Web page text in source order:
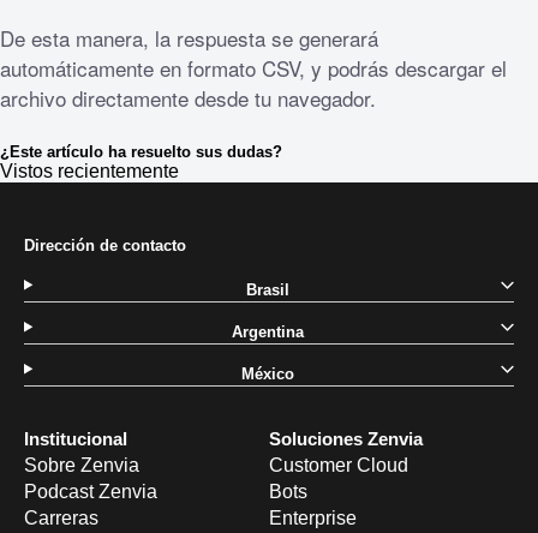
De esta manera, la respuesta se generará
automáticamente en formato CSV, y podrás descargar el
archivo directamente desde tu navegador.
¿Este artículo ha resuelto sus dudas?
Vistos recientemente
Institucional
Sobre Zenvia
Podcast Zenvia
Carreras
Soluciones Zenvia
Customer Cloud
Bots
Enterprise
Dirección de contacto
Brasil
Argentina
México